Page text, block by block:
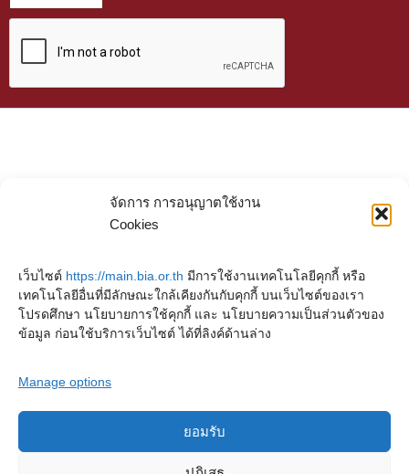
จัดการ การอนุญาตใช้งาน
Cookies
เว็บไซต์ https://main.bia.or.th มีการใช้งานเทคโนโลยีคุกกี้ หรือ
เทคโนโลยีอื่นที่มีลักษณะใกล้เคียงกันกับคุกกี้ บนเว็บไซต์ของเรา
โปรดศึกษา นโยบายการใช้คุกกี้ และ นโยบายความเป็นส่วนตัวของ
ข้อมูล ก่อนใช้บริการเว็บไซต์ ได้ที่ลิงค์ด้านล่าง
Manage options
ยอมรับ
Copyright © 2023. Buddhadasa Indapanno Archives